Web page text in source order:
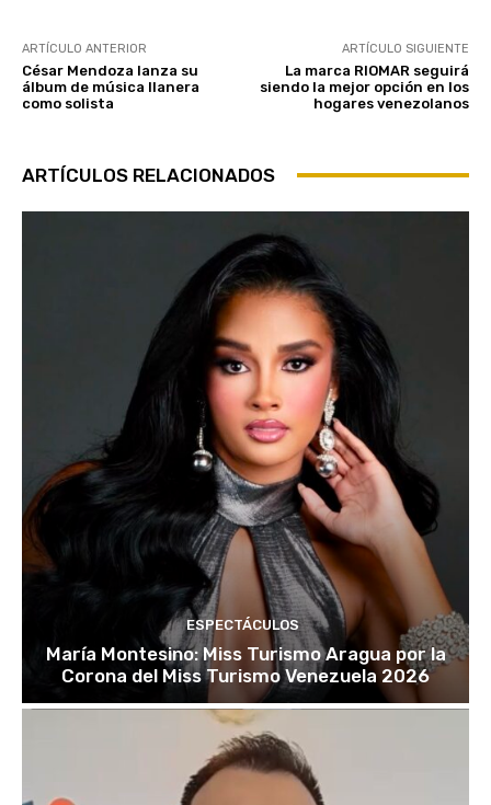
ARTÍCULO ANTERIOR
César Mendoza lanza su
álbum de música llanera
como solista
ARTÍCULO SIGUIENTE
La marca RIOMAR seguirá
siendo la mejor opción en los
hogares venezolanos
ARTÍCULOS RELACIONADOS
ESPECTÁCULOS
María Montesino: Miss Turismo Aragua por la
Corona del Miss Turismo Venezuela 2026